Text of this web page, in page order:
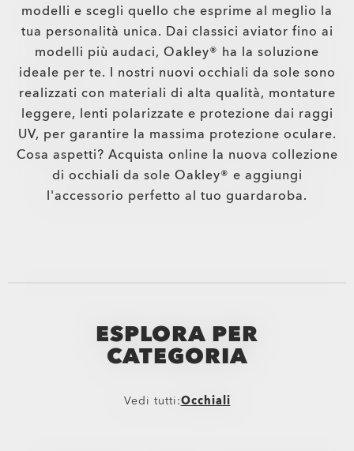
modelli e scegli quello che esprime al meglio la
tua personalità unica. Dai classici aviator fino ai
modelli più audaci, Oakley® ha la soluzione
ideale per te. I nostri nuovi occhiali da sole sono
realizzati con materiali di alta qualità, montature
leggere, lenti polarizzate e protezione dai raggi
UV, per garantire la massima protezione oculare.
Cosa aspetti? Acquista online la nuova collezione
di occhiali da sole Oakley® e aggiungi
l'accessorio perfetto al tuo guardaroba.
ESPLORA PER
CATEGORIA
Vedi tutti:Occhiali